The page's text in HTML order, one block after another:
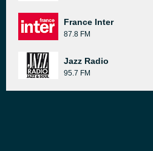
France Inter
87.8 FM
Jazz Radio
95.7 FM